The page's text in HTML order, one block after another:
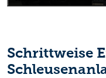
Schrittweise